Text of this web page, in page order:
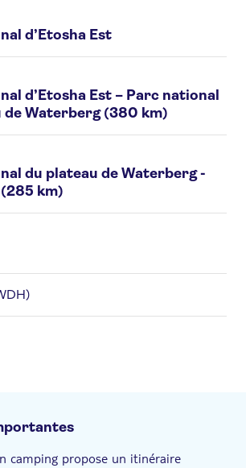
d’Etosha Est
d’Etosha Est – Parc national
de Waterberg (380 km)
du plateau de Waterberg -
km)
camping propose un itinéraire